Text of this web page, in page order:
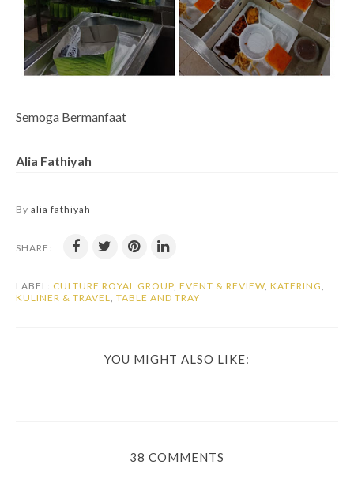
Semoga Bermanfaat
Alia Fathiyah
By alia fathiyah
SHARE:
LABEL: CULTURE ROYAL GROUP EVENT & REVIEW KATERING
KULINER & TRAVEL
TABLE AND TRAY
YOU MIGHT ALSO LIKE:
38 COMMENTS